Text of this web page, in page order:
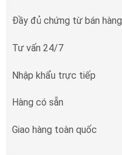
Đầy đủ chứng từ bán hàng
Tư vấn 24/7
Nhập khẩu trực tiếp
Hàng có sẵn
Giao hàng toàn quốc